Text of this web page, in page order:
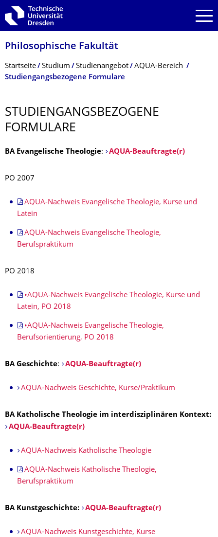
Zur Hauptnavigation springen
Zur Suche springen
Zum Inhalt springen
Philosophische Fakultät
Breadcrumb-Menü
Startseite Studium Studienangebot
AQUA-Bereich
Studiengangsbezogene Formulare
STUDIENGANGSBE­ZOGENE
FORMULARE
BA Evangelische Theologie: AQUA-Beauftragte(r)
PO 2007
AQUA-Nachweis Evangelische Theologie, Kurse und
Latein
AQUA-Nachweis Evangelische Theologie,
Berufspraktikum
PO 2018
•AQUA-Nachweis Evangelische Theologie, Kurse und
Latein, PO 2018
•AQUA-Nachweis Evangelische Theologie,
Berufsorientierung, PO 2018
BA Geschichte: AQUA-Beauftragte(r)
AQUA-Nachweis Geschichte, Kurse/Praktikum
BA Katholische Theologie im interdisziplinären Kontext:
AQUA-Beauftragte(r)
AQUA-Nachweis Katholische Theologie
AQUA-Nachweis Katholische Theologie,
Berufspraktikum
BA Kunstgeschichte: AQUA-Beauftragte(r)
AQUA-Nachweis Kunstgeschichte, Kurse